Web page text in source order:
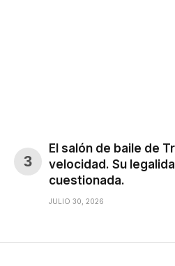
El salón de baile de
velocidad. Su
cuestionada.
JULIO 30, 2026